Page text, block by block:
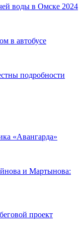
воды в Омске 2024
в автобусе
подробности
«Авангарда»
и Мартынова:
проект